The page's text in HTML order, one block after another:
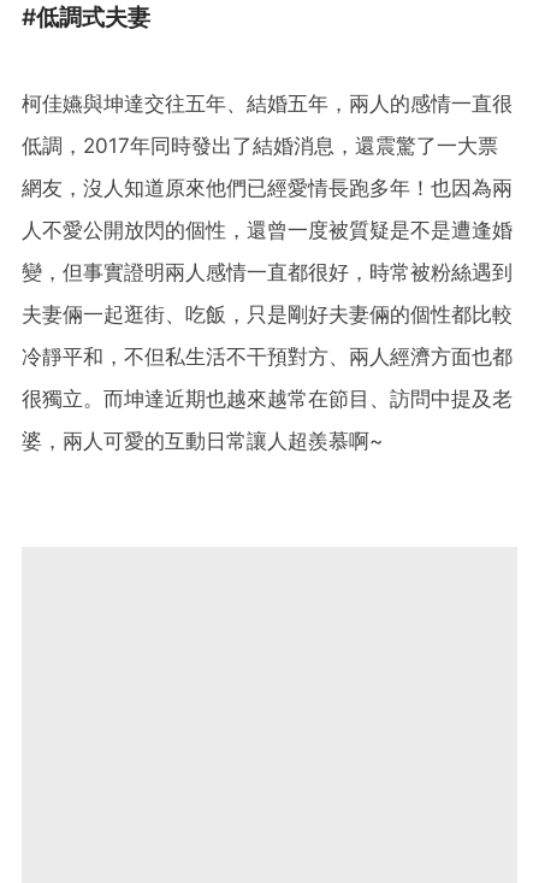
#低調式夫妻
柯佳嬿與坤達交往五年、結婚五年，兩人的感情一直很
低調，2017年同時發出了結婚消息，還震驚了一大票
網友，沒人知道原來他們已經愛情長跑多年！也因為兩
人不愛公開放閃的個性，還曾一度被質疑是不是遭逢婚
變，但事實證明兩人感情一直都很好，時常被粉絲遇到
夫妻倆一起逛街、吃飯，只是剛好夫妻倆的個性都比較
冷靜平和，不但私生活不干預對方、兩人經濟方面也都
很獨立。而坤達近期也越來越常在節目、訪問中提及老
婆，兩人可愛的互動日常讓人超羨慕啊~